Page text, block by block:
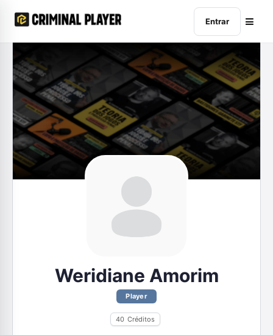
Entrar
Weridiane Amorim
Player
40 Créditos